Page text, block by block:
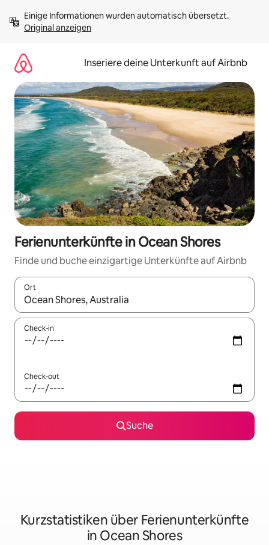
Inhalten
springenOriginal anzeigen
Inseriere deine Unterkunft auf Airbnb
Ferienunterkünfte in Ocean Shores
Finde und buche einzigartige Unterkünfte auf Airbnb
Ort
Wenn Ergebnisse verfügbar sind, navigiere mit den
Check-in
Check-out
Suche
Kurzstatistiken über Ferienunterkünfte
in Ocean Shores